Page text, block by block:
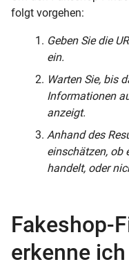
folgt vorgehen:
Geben Sie die
ein.
Warten Sie, bis
Informationen
anzeigt.
Anhand des
einschätzen, ob
handelt, oder
Fakeshop-
erkenne